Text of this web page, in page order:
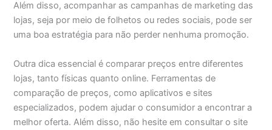
Além disso, acompanhar as campanhas de marketing das
lojas, seja por meio de folhetos ou redes sociais, pode ser
uma boa estratégia para não perder nenhuma promoção.
Outra dica essencial é comparar preços entre diferentes
lojas, tanto físicas quanto online. Ferramentas de
comparação de preços, como aplicativos e sites
especializados, podem ajudar o consumidor a encontrar a
melhor oferta. Além disso, não hesite em consultar o site